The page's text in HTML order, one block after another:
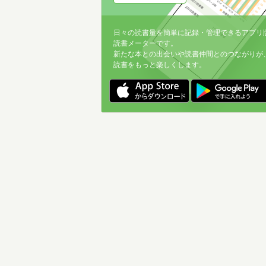
日々の読書量を簡単に記録・管理できるアプリ
読書メーターです。
新たな本との出会いや読書仲間とのつながりが
読書をもっと楽しくします。